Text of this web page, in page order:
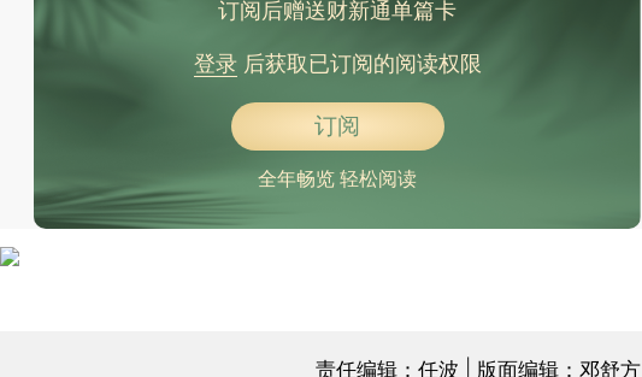
订阅后赠送财新通单篇卡
登录后获取已订阅的阅读权限
订阅
全年畅览 轻松阅读
责任编辑：任波 | 版面编辑：邓舒方